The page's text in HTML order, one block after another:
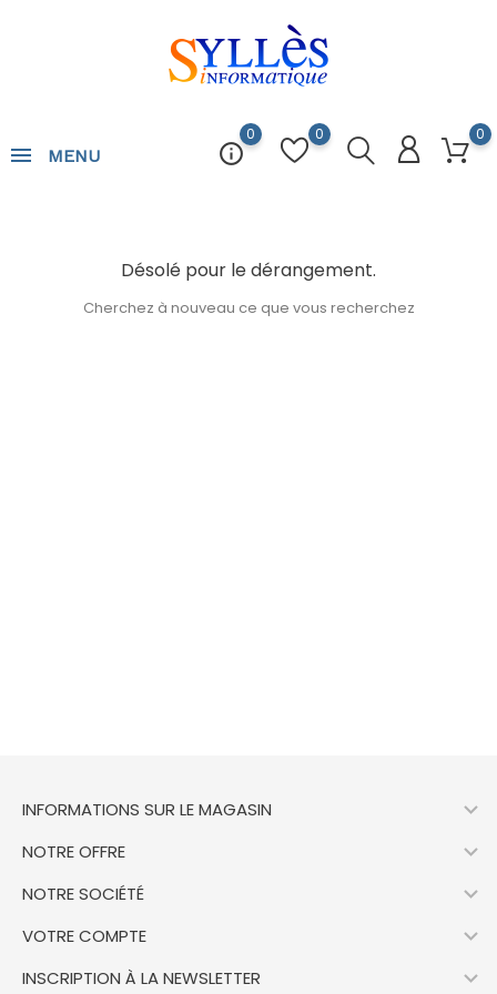
0
0
info_outline
0
MENU
Désolé pour le dérangement.
Cherchez à nouveau ce que vous recherchez
INFORMATIONS SUR LE MAGASIN 
NOTRE OFFRE 
NOTRE SOCIÉTÉ 
VOTRE COMPTE 
INSCRIPTION À LA NEWSLETTER 